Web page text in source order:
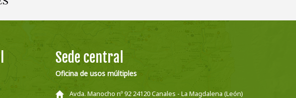
Sede central
Oficina de usos múltiples
Avda. Manocho nº 92 24120 Canales - La Magdalena (León)